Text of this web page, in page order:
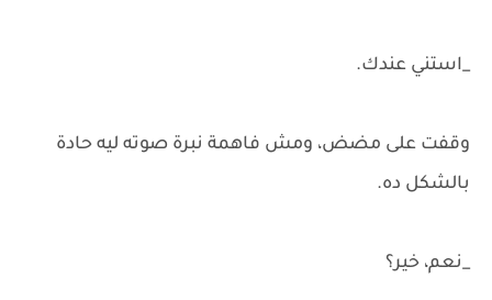
_استني عندك.
وقفت على مضض، ومش فاهمة نبرة صوته ليه حادة
بالشكل ده.
_نعم، خير؟